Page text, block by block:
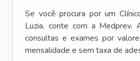
Se você procura por um
Luzia, conte com a Medprev.
consultas e exames por
mensalidade e sem taxa de